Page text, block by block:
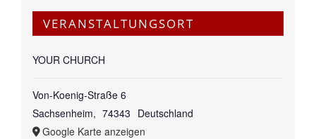
VERANSTALTUNGSORT
YOUR CHURCH
Von-Koenig-Straße 6
Sachsenheim, 74343 Deutschland
Google Karte anzeigen